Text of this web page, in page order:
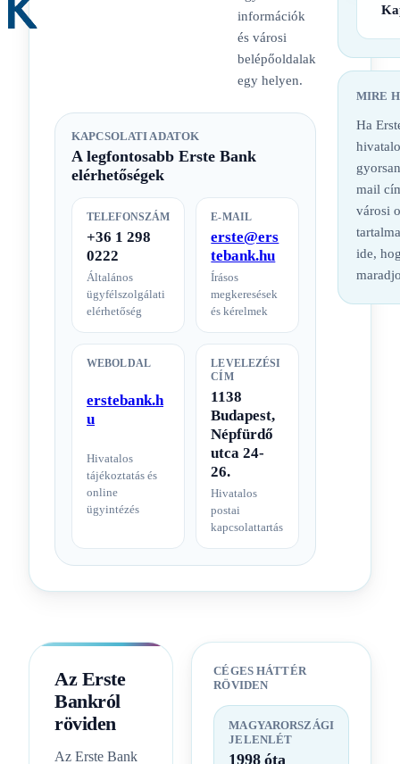
információk
és városi
belépőoldalak
egy helyen.
KAPCSOLATI ADATOK
A legfontosabb Erste Bank
elérhetőségek
TELEFONSZÁM
+36 1 298
0222
Általános
ügyfélszolgálati
elérhetőség
E-MAIL
erste@ers
tebank.hu
Írásos
megkeresések
és kérelmek
WEBOLDAL
erstebank.h
u
Hivatalos
tájékoztatás és
online
ügyintézés
LEVELEZÉSI
CÍM
1138
Budapest,
Népfürdő
utca 24-
26.
Hivatalos
postai
kapcsolattartás
MIRE
Ha
mail
városi
ide,
Az Erste
Bankról
röviden
Az Erste Bank
CÉGES HÁTTÉR
RÖVIDEN
MAGYARORSZÁGI
JELENLÉT
1998 óta